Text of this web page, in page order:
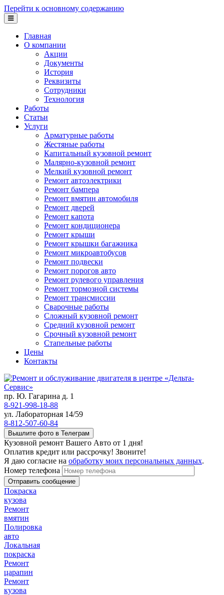
Перейти к основному содержанию
Главная
О компании
Акции
Документы
История
Реквизиты
Сотрудники
Технология
Работы
Статьи
Услуги
Арматурные работы
Жестяные работы
Капитальный кузовной ремонт
Малярно-кузовной ремонт
Мелкий кузовной ремонт
Ремонт автоэлектрики
Ремонт бампера
Ремонт вмятин автомобиля
Ремонт дверей
Ремонт капота
Ремонт кондиционера
Ремонт крыши
Ремонт крышки багажника
Ремонт микроавтобусов
Ремонт подвески
Ремонт порогов авто
Ремонт рулевого управления
Ремонт тормозной системы
Ремонт трансмиссии
Сварочные работы
Сложный кузовной ремонт
Средний кузовной ремонт
Срочный кузовной ремонт
Стапельные работы
Цены
Контакты
пр. Ю. Гагарина д. 1
8-921-998-18-88
ул. Лабораторная 14/59
8-812-507-60-84
Вышлите фото в Телеграм
Кузовной ремонт Вашего Авто от 1 дня!
Оплатив кредит или рассрочку! Звоните!
Я даю согласие на обработку моих персональных данных.
Номер телефона
Покраска
кузова
Ремонт
вмятин
Полировка
авто
Локальная
покраска
Ремонт
царапин
Ремонт
кузова